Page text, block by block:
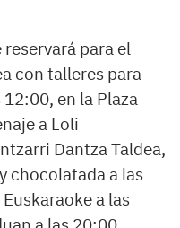
para el
con talleres para
en la Plaza
a Loli
Dantza Taldea,
chocolatada a las
a las